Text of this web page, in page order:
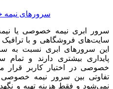
سرورهای
سرور ابری نیمه خصوصی یا
سایت‌های فروشگاهی و با ترافیک
این سرورهای ابری نسبت به
پایداری بیشتری دارند و
خصوصی در اختیار کاربر قرار
تفاوتی بین سرور نیمه
نمی‌شود و فقط هزینه تهیه و